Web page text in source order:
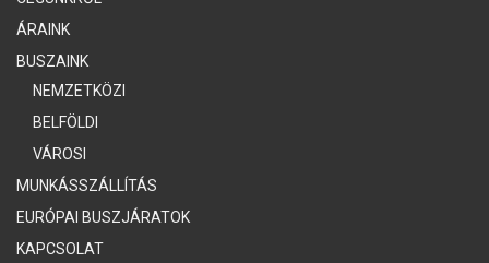
ÁRAINK
BUSZAINK
NEMZETKÖZI
BELFÖLDI
VÁROSI
MUNKÁSSZÁLLÍTÁS
EURÓPAI BUSZJÁRATOK
KAPCSOLAT